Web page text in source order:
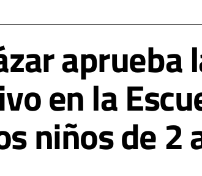
en la
niños de 2